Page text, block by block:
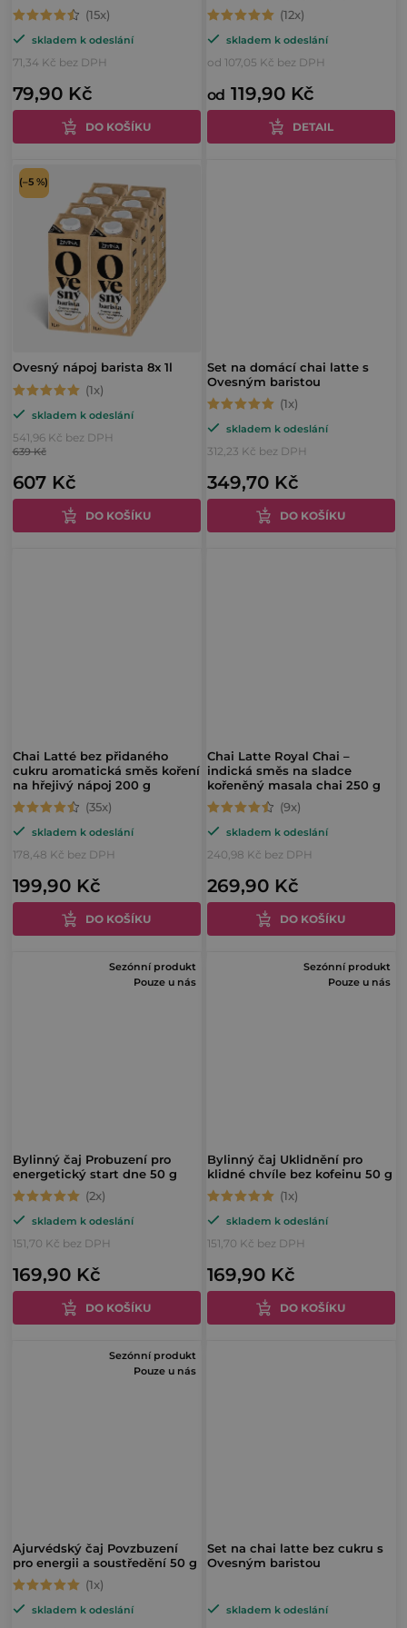
k
t
ů
d
u
k
t
Průměrné
hodnocení
produktu
je
4,6
z
hvězdiček.
skladem k odeslání
71,34 Kč bez DPH
79,90 Kč
DO KOŠÍKU
Průměrné
hodnocení
produktu
je
5,0
z
skladem k odeslání
od 107,05 Kč bez DPH
od 119,90 Kč
DETAIL
Ovesný nápoj barista 8x 1l
Průměrné
hodnocení
produktu
5,0
skladem k odeslání
541,96 Kč bez DPH
607 Kč
639 Kč
(–5 %)
DO KOŠÍKU
Set na domácí chai latte s
Ovesným baristou
Průměrné
hodnocení
produktu
je
5,0
z
skladem k odeslání
312,23 Kč bez DPH
349,70 Kč
DO KOŠÍKU
Chai Latté bez přidaného
cukru aromatická směs koření
na hřejivý nápoj 200 g
Průměrné
hodnocení
produktu
je
4,7
z
skladem k odeslání
178,48 Kč bez DPH
199,90 Kč
DO KOŠÍKU
Chai Latte Royal Chai –
indická směs na sladce
kořeněný masala chai 250 g
Průměrné
hodnocení
produktu
je
4,8
z
skladem k odeslání
240,98 Kč bez DPH
269,90 Kč
DO KOŠÍKU
Sezónní produkt
Pouze u nás
Bylinný čaj Probuzení pro
energetický start dne 50 g
Průměrné
hodnocení
produktu
je
5,0
z
skladem k odeslání
151,70 Kč bez DPH
169,90 Kč
DO KOŠÍKU
Sezónní produkt
Pouze u nás
Bylinný čaj Uklidnění pro
klidné chvíle bez kofeinu 50 g
Průměrné
hodnocení
produktu
je
5,0
z
skladem k odeslání
151,70 Kč bez DPH
169,90 Kč
DO KOŠÍKU
Sezónní produkt
Pouze u nás
Ajurvédský čaj Povzbuzení
pro energii a soustředění 50 g
Průměrné
hodnocení
skladem k odeslání
Set na chai latte bez cukru s
Ovesným baristou
skladem k odeslání